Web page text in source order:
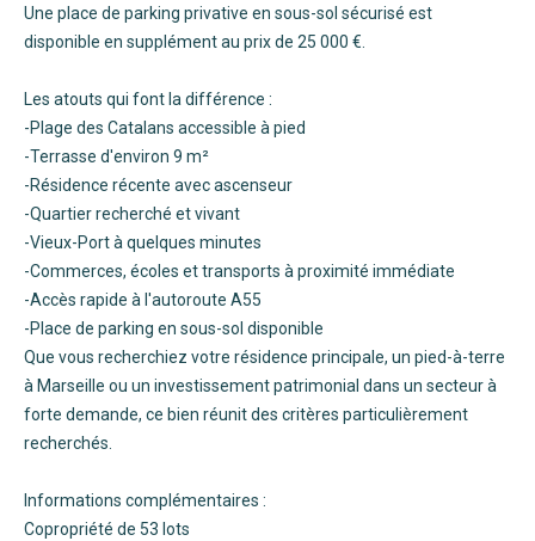
Une place de parking privative en sous-sol sécurisé est
disponible en supplément au prix de 25 000 €.
Les atouts qui font la différence :
-Plage des Catalans accessible à pied
-Terrasse d'environ 9 m²
-Résidence récente avec ascenseur
-Quartier recherché et vivant
-Vieux-Port à quelques minutes
-Commerces, écoles et transports à proximité immédiate
-Accès rapide à l'autoroute A55
-Place de parking en sous-sol disponible
Que vous recherchiez votre résidence principale, un pied-à-terre
à Marseille ou un investissement patrimonial dans un secteur à
forte demande, ce bien réunit des critères particulièrement
recherchés.
Informations complémentaires :
Copropriété de 53 lots